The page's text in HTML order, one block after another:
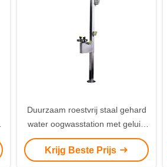
Duurzaam roestvrij staal gehard
water oogwasstation met geluid
en licht alarm
Krijg Beste Prijs